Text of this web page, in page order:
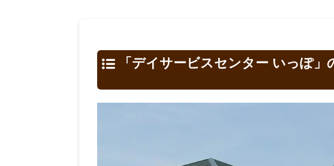
「デイサービスセンター いっぽ」